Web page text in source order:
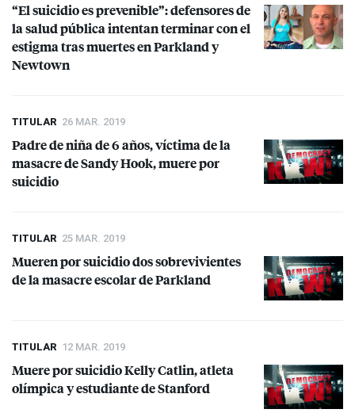
“El suicidio es prevenible”: defensores de
la salud pública intentan terminar con el
estigma tras muertes en Parkland y
Newtown
TITULAR 26 MAR. 2019
Padre de niña de 6 años, víctima de la
masacre de Sandy Hook, muere por
suicidio
TITULAR 25 MAR. 2019
Mueren por suicidio dos sobrevivientes
de la masacre escolar de Parkland
TITULAR 12 MAR. 2019
Muere por suicidio Kelly Catlin, atleta
olímpica y estudiante de Stanford